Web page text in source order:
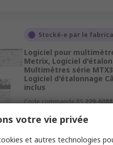
Stocké-e par le
Logiciel pour
Metrix, Logiciel
Multimètres série
Logiciel d'étalonnage
inclus
Code commande RS229-6088
votre vie privée
et autres technologies